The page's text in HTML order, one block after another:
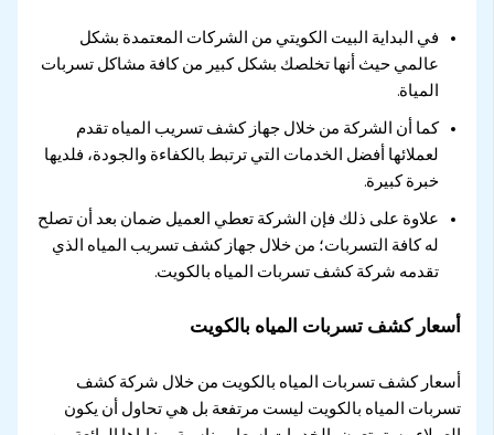
في البداية البيت الكويتي من الشركات المعتمدة بشكل
عالمي حيث أنها تخلصك بشكل كبير من كافة مشاكل تسربات
المياة.
كما أن الشركة من خلال جهاز كشف تسريب المياه تقدم
لعملائها أفضل الخدمات التي ترتبط بالكفاءة والجودة، فلديها
خبرة كبيرة.
علاوة على ذلك فإن الشركة تعطي العميل ضمان بعد أن تصلح
له كافة التسربات؛ من خلال جهاز كشف تسريب المياه الذي
تقدمه شركة كشف تسربات المياه بالكويت.
أسعار كشف تسربات المياه بالكويت
أسعار كشف تسربات المياه بالكويت من خلال شركة كشف
تسربات المياه بالكويت ليست مرتفعة بل هي تحاول أن يكون